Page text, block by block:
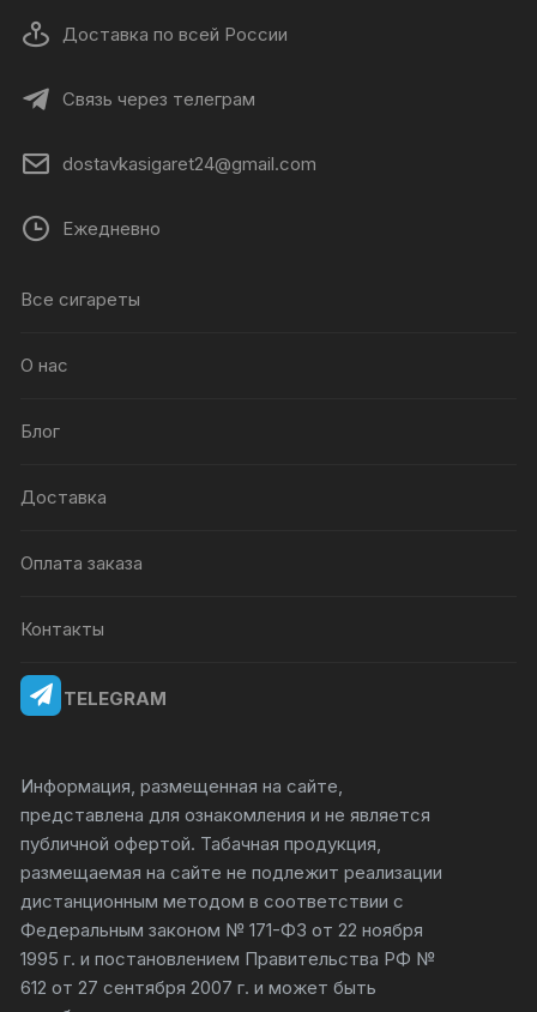
Доставка по всей России
Связь через телеграм
dostavkasigaret24@gmail.com
Ежедневно
Все сигареты
О нас
Блог
Доставка
Оплата заказа
Контакты
TELEGRAM
Информация, размещенная на сайте,
представлена для ознакомления и не является
публичной офертой. Табачная продукция,
размещаемая на сайте не подлежит реализации
дистанционным методом в соответствии с
Федеральным законом № 171-ФЗ от 22 ноября
1995 г. и постановлением Правительства РФ №
612 от 27 сентября 2007 г. и может быть